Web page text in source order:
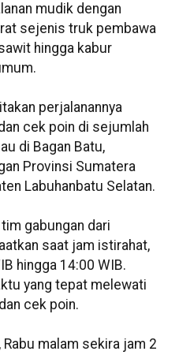
mudik dengan
sejenis truk pembawa
hingga kabur
perjalanannya
cek poin di sejumlah
di Bagan Batu,
Provinsi Sumatera
Labuhanbatu Selatan.
gabungan dari
saat jam istirahat,
hingga 14:00 WIB.
yang tepat melewati
cek poin.
malam sekira jam 2